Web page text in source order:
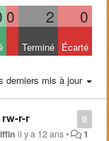
0 2 0
Terminé Écarté
derniers mis à jour
0
r-r
il y a 12 ans• 1